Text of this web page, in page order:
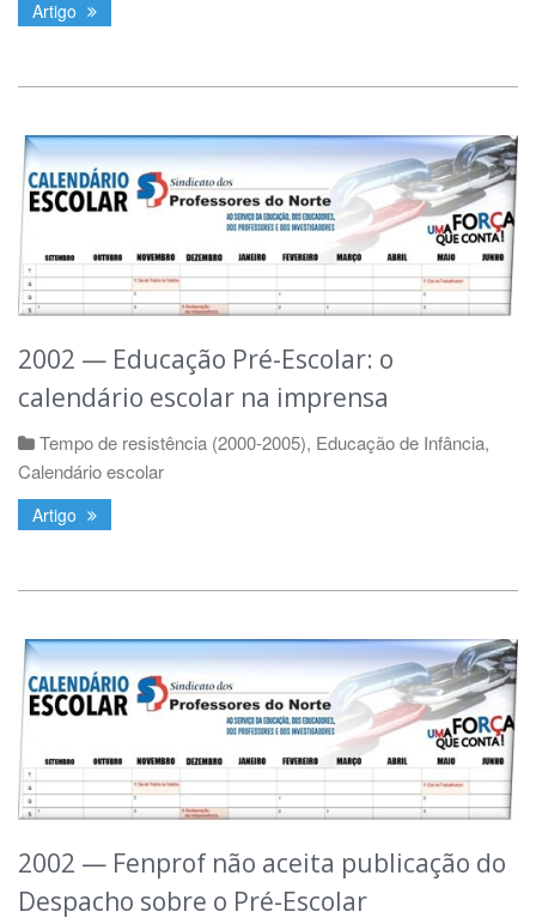
Artigo
2002 — Educação Pré-Escolar: o
calendário escolar na imprensa
Tempo de resistência (2000-2005), Educação de Infância,
Calendário escolar
Artigo
2002 — Fenprof não aceita publicação do
Despacho sobre o Pré-Escolar